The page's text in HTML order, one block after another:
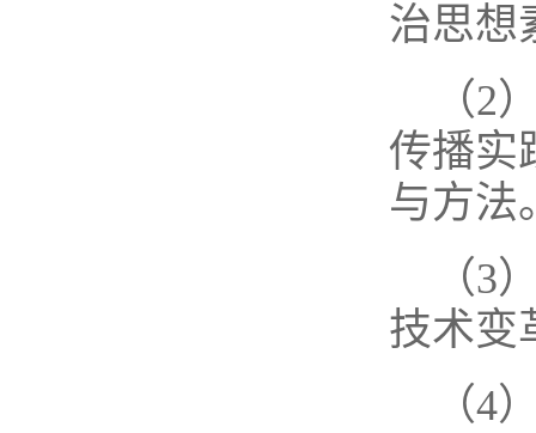
治思想
（2
传播实
与方法
（3
技术变
（4